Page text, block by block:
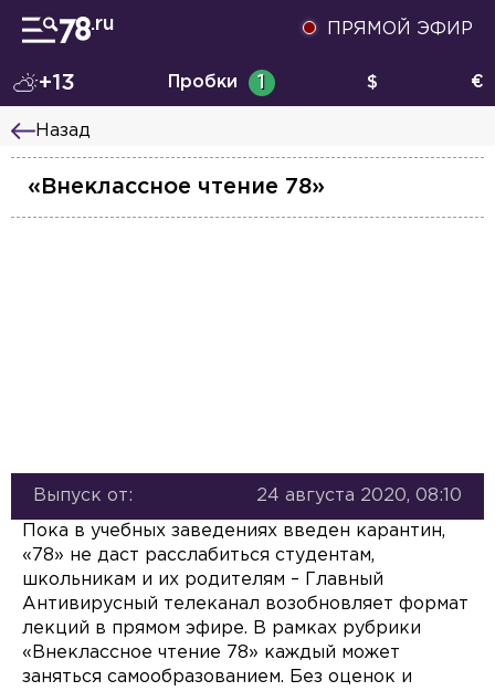
ПРЯМОЙ ЭФИР
+13 Пробки 1 $ €
Назад
«Внеклассное чтение 78»
Выпуск от: 24 августа 2020, 08:10
Пока в учебных заведениях введен карантин,
«78» не даст расслабиться студентам,
школьникам и их родителям – Главный
Антивирусный телеканал возобновляет формат
лекций в прямом эфире. В рамках рубрики
«Внеклассное чтение 78» каждый может
заняться самообразованием. Без оценок и